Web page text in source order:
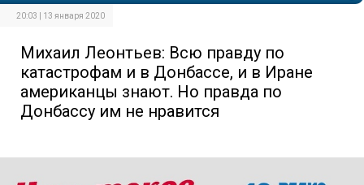
20:03 | 13 января 2020
Михаил Леонтьев: Всю правду по
катастрофам и в Донбассе, и в Иране
американцы знают. Но правда по
Донбассу им не нравится